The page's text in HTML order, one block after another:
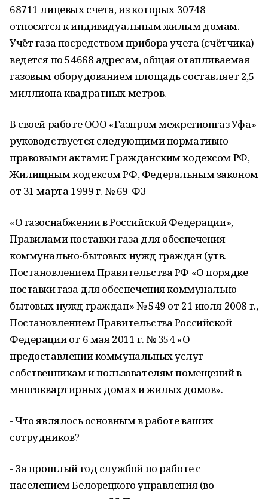
68711 лицевых счета, из которых 30748
относятся к индивидуальным жилым домам.
Учёт газа посредством прибора учета (счётчика)
ведется по 54668 адресам, общая отапливаемая
газовым оборудованием площадь составляет 2,5
миллиона квадратных метров.
В своей работе ООО «Газпром межрегионгаз Уфа»
руководствуется следующими нормативно-
правовыми актами: Гражданским кодексом РФ,
Жилищным кодексом РФ, Федеральным законом
от 31 марта 1999 г. № 69-ФЗ
«О газоснабжении в Российской Федерации»,
Правилами поставки газа для обеспечения
коммунально-бытовых нужд граждан (утв.
Постановлением Правительства РФ «О порядке
поставки газа для обеспечения коммунально-
бытовых нужд граждан» № 549 от 21 июля 2008 г.,
Постановлением Правительства Российской
Федерации от 6 мая 2011 г. № 354 «О
предоставлении коммунальных услуг
собственникам и пользователям помещений в
многоквартирных домах и жилых домов».
- Что являлось основным в работе ваших
сотрудников?
- За прошлый год службой по работе с
населением Белорецкого управления (во